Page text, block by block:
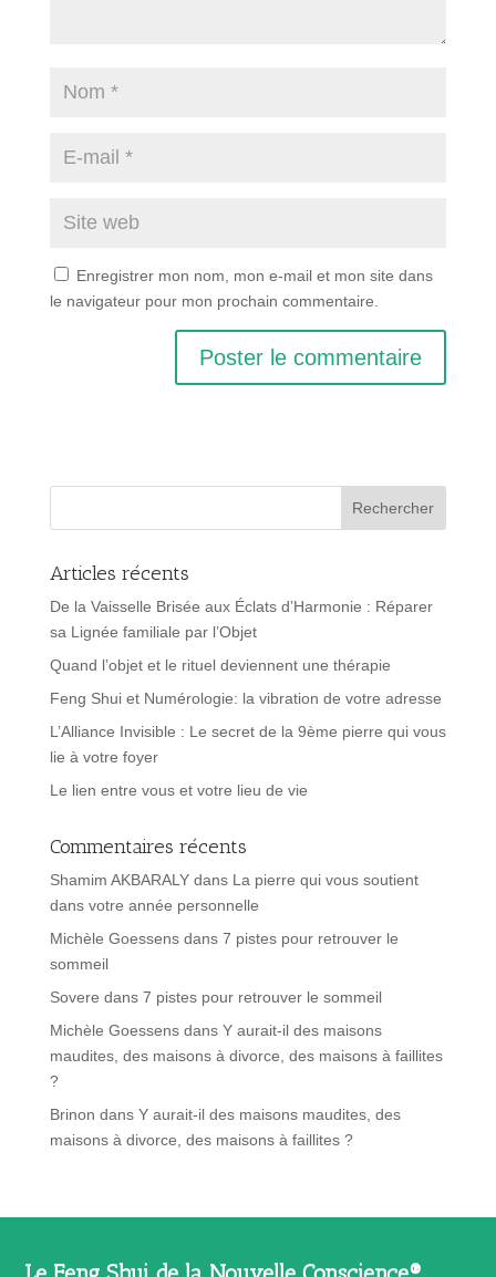
Enregistrer mon nom, mon e-mail et mon site dans
le navigateur pour mon prochain commentaire.
Articles récents
De la Vaisselle Brisée aux Éclats d’Harmonie : Réparer
sa Lignée familiale par l’Objet
Quand l’objet et le rituel deviennent une thérapie
Feng Shui et Numérologie: la vibration de votre adresse
L’Alliance Invisible : Le secret de la 9ème pierre qui vous
lie à votre foyer
Le lien entre vous et votre lieu de vie
Commentaires récents
Shamim AKBARALYdans La pierre qui vous soutient
dans votre année personnelle
Michèle Goessensdans 7 pistes pour retrouver le
sommeil
Sovere dans 7 pistes pour retrouver le sommeil
Michèle Goessensdans Y aurait-il des maisons
maudites, des maisons à divorce, des maisons à faillites
?
Brinon dans Y aurait-il des maisons maudites, des
maisons à divorce, des maisons à faillites ?